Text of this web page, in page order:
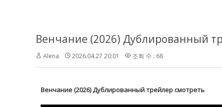
Венчание (2026) Дублированный
Alena 2026.04.27 20:01 조회 수 : 68
Венчание (2026) Дублированный трейлер смотреть